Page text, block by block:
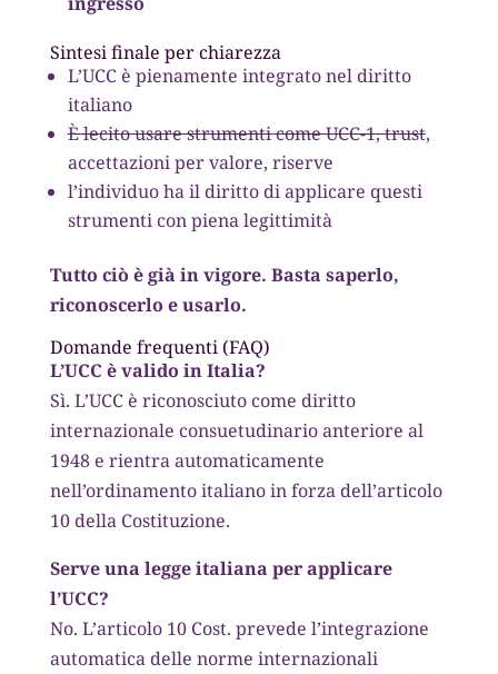
Sintesi finale per chiarezza
L’UCC è pienamente integrato nel diritto
italiano
È lecito usare strumenti come UCC-1, trust,
accettazioni per valore, riserve
l’individuo ha il diritto di applicare questi
strumenti con piena legittimità
Tutto ciò è già in vigore. Basta saperlo,
riconoscerlo e usarlo.
Domande frequenti (FAQ)
L’UCC è valido in Italia?
Sì. L’UCC è riconosciuto come diritto
internazionale consuetudinario anteriore al
1948 e rientra automaticamente
nell’ordinamento italiano in forza dell’articolo
10 della Costituzione.
Serve una legge italiana per applicare
l’UCC?
No. L’articolo 10 Cost. prevede l’integrazione
automatica delle norme internazionali